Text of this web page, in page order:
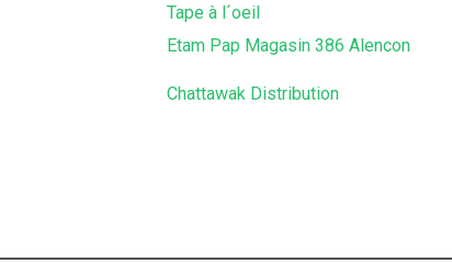
Tape à l´oeil
Etam Pap Magasin 386 Alencon
Chattawak Distribution